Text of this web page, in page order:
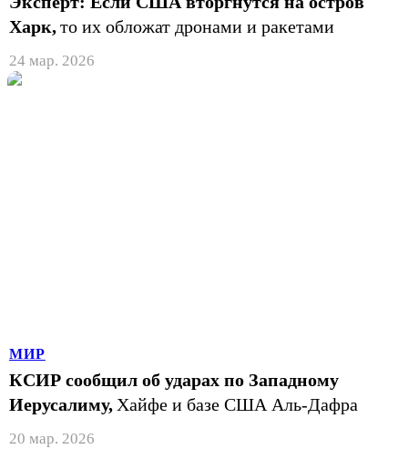
Харк,то их обложат дронами и ракетами
24 мар. 2026
МИР
КСИР сообщил об ударах по Западному
Иерусалиму, Хайфе и базе США Аль-Дафра
20 мар. 2026